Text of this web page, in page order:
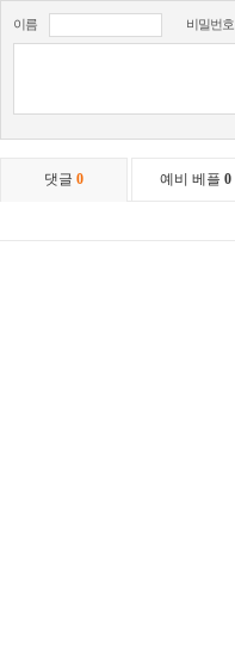
이름 비밀번호
댓글 0 예비 베플 0